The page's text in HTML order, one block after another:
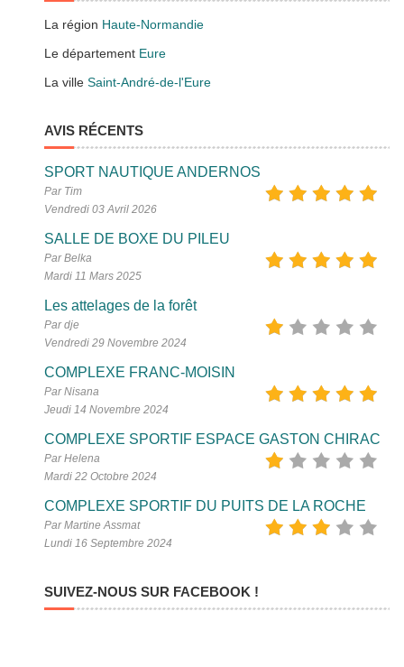
La région Haute-Normandie
Le département Eure
La villeSaint-André-de-l'Eure
AVIS RÉCENTS
SPORT NAUTIQUE ANDERNOS
Par Tim
Vendredi 03 Avril 2026
SALLE DE BOXE DU PILEU
Par Belka
Mardi 11 Mars 2025
Les attelages de la forêt
Par dje
Vendredi 29 Novembre 2024
COMPLEXE FRANC-MOISIN
Par Nisana
Jeudi 14 Novembre 2024
COMPLEXE SPORTIF ESPACE GASTON CHIRAC
Par Helena
Mardi 22 Octobre 2024
COMPLEXE SPORTIF DU PUITS DE LA ROCHE
Par Martine Assmat
Lundi 16 Septembre 2024
SUIVEZ-NOUS SUR FACEBOOK !